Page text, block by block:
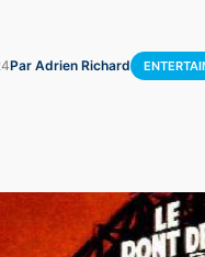
Par Adrien Richard